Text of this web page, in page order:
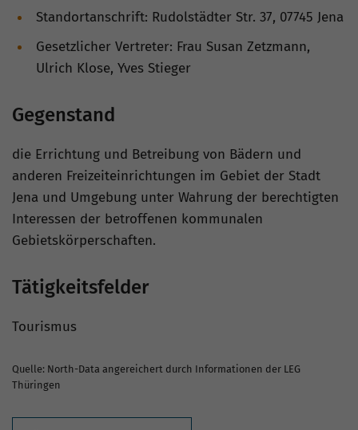
Standortanschrift: Rudolstädter Str. 37, 07745 Jena
Gesetzlicher Vertreter: Frau Susan Zetzmann,
Ulrich Klose, Yves Stieger
Gegenstand
die Errichtung und Betreibung von Bädern und
anderen Freizeiteinrichtungen im Gebiet der Stadt
Jena und Umgebung unter Wahrung der berechtigten
Interessen der betroffenen kommunalen
Gebietskörperschaften.
Tätigkeitsfelder
Tourismus
Quelle: North-Data angereichert durch Informationen der LEG
Thüringen